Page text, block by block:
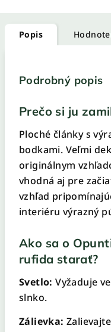
Popis
Podrobný popis
Prečo si ju
Ploché články s
bodkami. Veľmi
originálnym
vhodná aj pre
vzhľad
interiéru výrazný
Ako sa o
rufida starať?
Svetlo: Vyžaduje
slnko.
Zálievka: